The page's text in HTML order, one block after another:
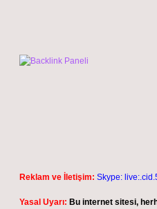
Reklam ve İletişim: Skype:
Yasal Uyarı: Bu internet sitesi,